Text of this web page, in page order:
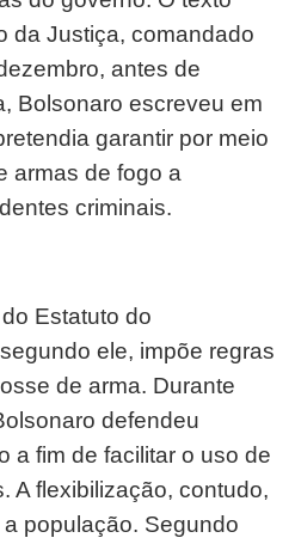
da Justiça, comandado
antes de
Bolsonaro escreveu em
garantir por meio
armas de fogo a
criminais.
Estatuto do
ele, impõe regras
de arma. Durante
defendeu
a fim de facilitar o uso de
A flexibilização, contudo,
população. Segundo